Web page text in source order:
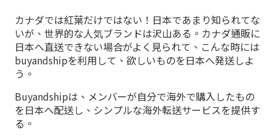
カナダでは紅葉だけではない！日本であまり知られてな
いが、世界的な人気ブランドは沢山ある。カナダ通販に
日本へ直送できない場合がよく見られて、こんな時には
buyandshipを利用して、欲しいものを日本へ発送しよ
う。
Buyandshipは、メンバーが自分で海外で購入したもの
を日本へ配送し、シンプルな海外転送サービスを提供す
る。